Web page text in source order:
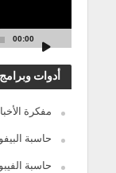
00:00
أدوات وبرامج
مفكرة
حاسبة
حاسبة